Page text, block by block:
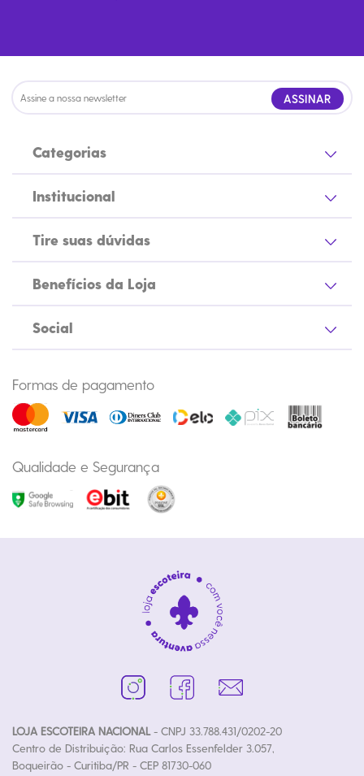
ASSINAR
Categorias
Institucional
Tire suas dúvidas
Benefícios da Loja
Social
Formas de pagamento
Qualidade e Segurança
LOJA ESCOTEIRA NACIONAL- CNPJ 33.788.431/0202-20
Centro de Distribuição: Rua Carlos Essenfelder 3.057,
Boqueirão - Curitiba/PR - CEP 81730-060